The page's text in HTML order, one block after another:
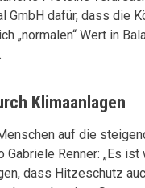
GmbH dafür, dass die
„normalen“ Wert in
Klimaanlagen
auf die
Gabriele Renner: „Es
dass Hitzeschutz